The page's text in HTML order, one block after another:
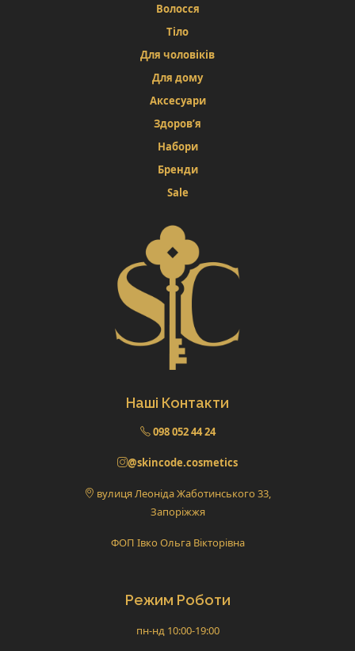
Волосся
Тіло
Для чоловіків
Для дому
Аксесуари
Здоров’я
Набори
Бренди
Sale
Наші Контакти
098 052 44 24
@skincode.cosmetics
вулиця Леоніда Жаботинського 33,
Запоріжжя
ФОП Івко Ольга Вікторівна
Режим Роботи
пн-нд 10:00-19:00